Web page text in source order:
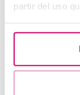
partir del uso
Flujo marrón: